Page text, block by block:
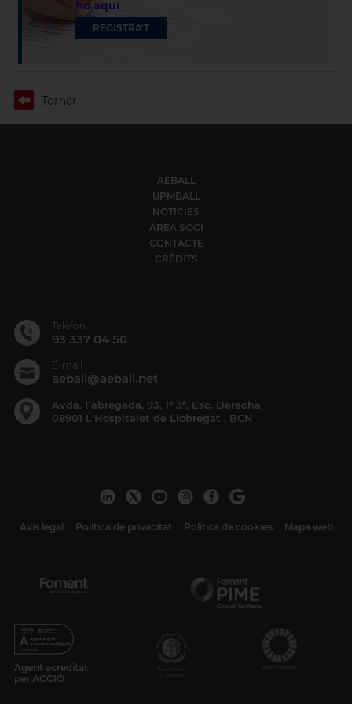
ho aquí
REGISTRA'T
Tornar
AEBALL
UPMBALL
NOTÍCIES
ÀREA SOCI
CONTACTE
CRÈDITS
Telèfon
93 337 04 50
E-mail
aeball@aeball.net
Avda. Fabregada, 93, 1º 3ª, Esc. Derecha
08901 L'Hospitalet de Llobregat . BCN
Avís legal Política de privacitat Política de cookies Mapa web
Agent acreditat
per ACCIÓ